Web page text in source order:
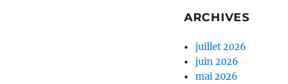
ARCHIVES
juillet 2026
juin 2026
mai 2026